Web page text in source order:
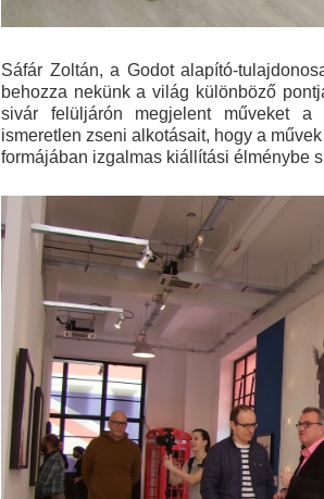
Sáfár Zoltán, a Godot alapító-
behozza nekünk a világ különböző
sivár felüljárón megjelent műveket
ismeretlen zseni alkotásait, hogy a
formájában izgalmas kiállítási élménybe